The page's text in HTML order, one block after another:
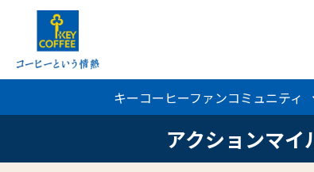
キーコーヒーファンコミュニティ
アクションマイ
キーコーヒーファンコミュニティ
アクションマイ